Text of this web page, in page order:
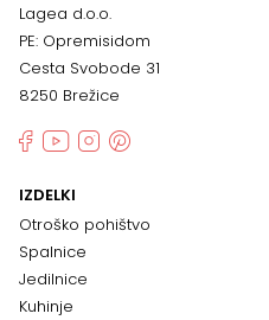
Lagea d.o.o.
PE: Opremisidom
Cesta Svobode 31
8250 Brežice
IZDELKI
Otroško pohištvo
Spalnice
Jedilnice
Kuhinje